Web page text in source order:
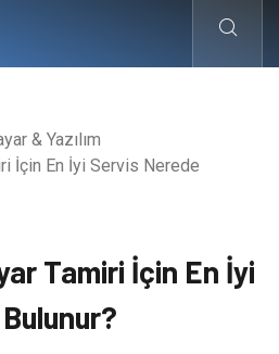
& Yazılım
İçin En İyi Servis Nerede
Tamiri İçin En İyi